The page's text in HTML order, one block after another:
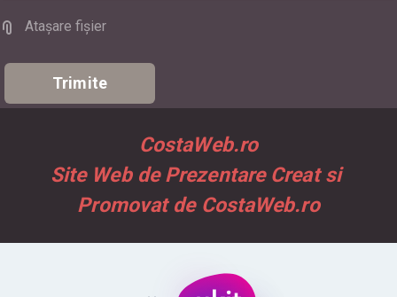
Atașare fișier
Trimite
CostaWeb.ro
Site Web de Prezentare Creat si
Promovat de CostaWeb.ro